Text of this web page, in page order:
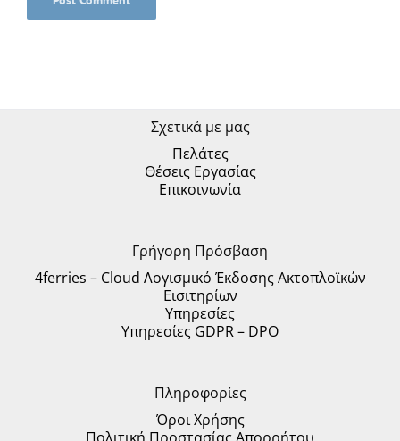
Σχετικά με μας
Πελάτες
Θέσεις Εργασίας
Επικοινωνία
Γρήγορη Πρόσβαση
4ferries – Cloud Λογισμικό Έκδοσης Ακτοπλοϊκών
Εισιτηρίων
Υπηρεσίες
Υπηρεσίες GDPR – DPO
Πληροφορίες
Όροι Χρήσης